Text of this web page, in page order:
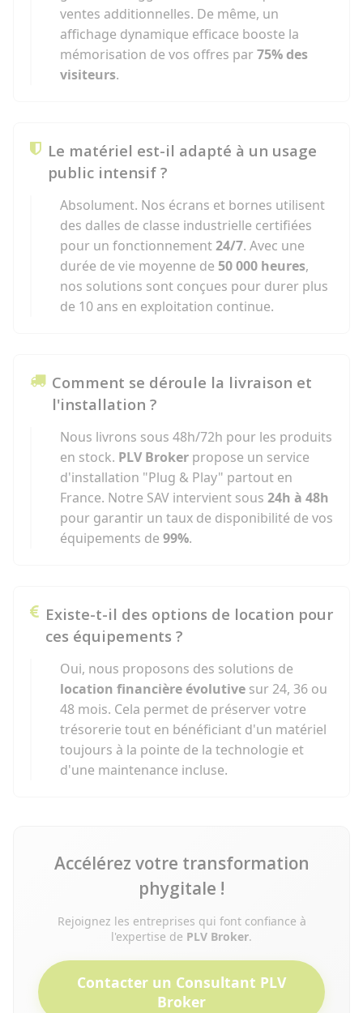
ventes additionnelles. De même, un
affichage dynamique efficace booste la
mémorisation de vos offres par75% des
visiteurs.
Le matériel est-il adapté à un usage
public intensif ?
Absolument. Nos écrans et bornes utilisent
des dalles de classe industrielle certifiées
pour un fonctionnement24/7. Avec une
durée de vie moyenne de 50 000 heures,
nos solutions sont conçues pour durer plus
de 10 ans en exploitation continue.
Comment se déroule la livraison et
l'installation ?
Nous livrons sous 48h/72h pour les produits
en stock. PLV Broker propose un service
d'installation "Plug & Play" partout en
France. Notre SAV intervient sous 24h à 48h
pour garantir un taux de disponibilité de vos
équipements de 99%.
Existe-t-il des options de location pour
ces équipements ?
Oui, nous proposons des solutions de
location financière évolutive sur 24, 36 ou
48 mois. Cela permet de préserver votre
trésorerie tout en bénéficiant d'un matériel
toujours à la pointe de la technologie et
d'une maintenance incluse.
Accélérez votre transformation
phygitale !
Rejoignez les entreprises qui font confiance à
l'expertise de PLV Broker.
Contacter un Consultant PLV
Broker